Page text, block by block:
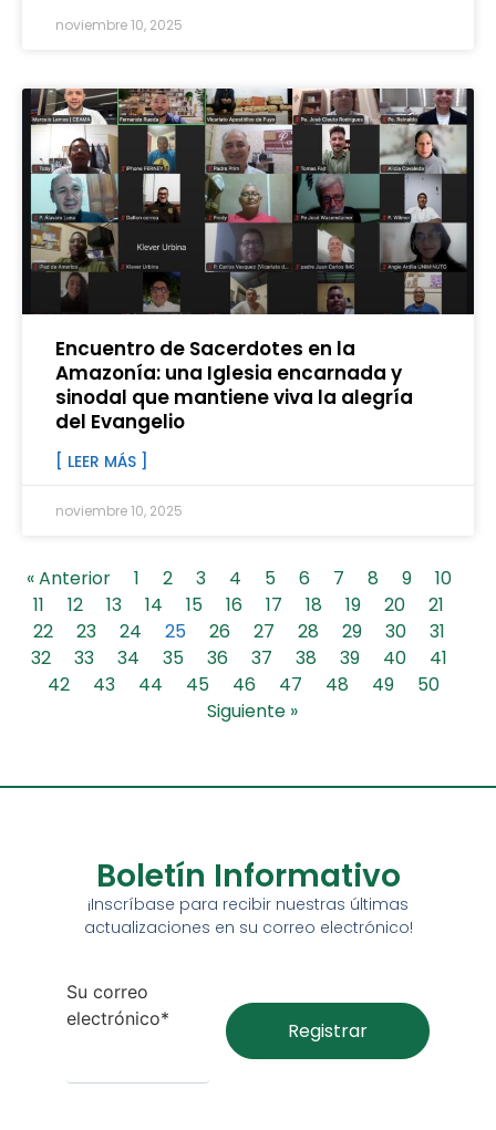
noviembre 10, 2025
Encuentro de Sacerdotes en la
Amazonía: una Iglesia encarnada y
sinodal que mantiene viva la alegría
del Evangelio
[ LEER MÁS ]
noviembre 10, 2025
« Anterior 1 2 3 4 5 6 7 8 9
10
11
12 13 14 15 16 17 18 19 20
21
22
23 24 25 26 27 28 29 30
31
32
33 34 35 36 37 38 39 40
41
42
43 44 45 46 47 48 49
50
Siguiente »
Boletín Informativo
¡Inscríbase para recibir nuestras últimas
actualizaciones en su correo electrónico!
Su correo
electrónico*